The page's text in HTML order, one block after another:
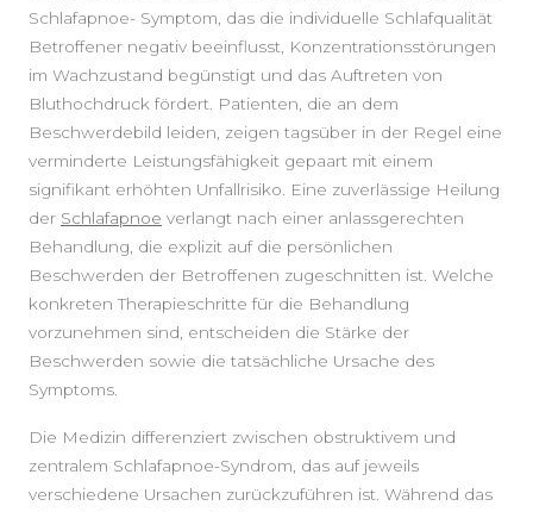
Schlafapnoe- Symptom, das die individuelle Schlafqualität
Betroffener negativ beeinflusst, Konzentrationsstörungen
im Wachzustand begünstigt und das Auftreten von
Bluthochdruck fördert. Patienten, die an dem
Beschwerdebild leiden, zeigen tagsüber in der Regel eine
verminderte Leistungsfähigkeit gepaart mit einem
signifikant erhöhten Unfallrisiko. Eine zuverlässige Heilung
der Schlafapnoe verlangt nach einer anlassgerechten
Behandlung, die explizit auf die persönlichen
Beschwerden der Betroffenen zugeschnitten ist. Welche
konkreten Therapieschritte für die Behandlung
vorzunehmen sind, entscheiden die Stärke der
Beschwerden sowie die tatsächliche Ursache des
Symptoms.
Die Medizin differenziert zwischen obstruktivem und
zentralem Schlafapnoe-Syndrom, das auf jeweils
verschiedene Ursachen zurückzuführen ist. Während das